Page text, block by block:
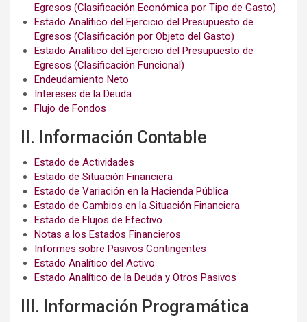
Egresos (Clasificación Económica por Tipo de Gasto)
Estado Analítico del Ejercicio del Presupuesto de
Egresos (Clasificación por Objeto del Gasto)
Estado Analítico del Ejercicio del Presupuesto de
Egresos (Clasificación Funcional)
Endeudamiento Neto
Intereses de la Deuda
Flujo de Fondos
II. Información Contable
Estado de Actividades
Estado de Situación Financiera
Estado de Variación en la Hacienda Pública
Estado de Cambios en la Situación Financiera
Estado de Flujos de Efectivo
Notas a los Estados Financieros
Informes sobre Pasivos Contingentes
Estado Analítico del Activo
Estado Analítico de la Deuda y Otros Pasivos
III. Información Programática